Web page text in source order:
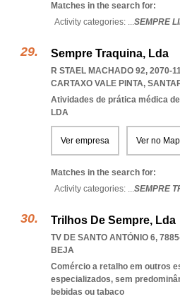
Matches in the search for:
Activity categories: ...SEMPRE
Sempre Traquina, Lda
R STAEL MACHADO 92, 2070-
CARTAXO VALE PINTA,
Atividades de prática médica
LDA
Ver empresa Ver no
Matches in the search for:
Activity categories: ...SEMPRE
Trilhos De Sempre, Lda
TV DE SANTO ANTÓNIO 6,
BEJA
Comércio a retalho em outros
especializados, sem
bebidas ou tabaco